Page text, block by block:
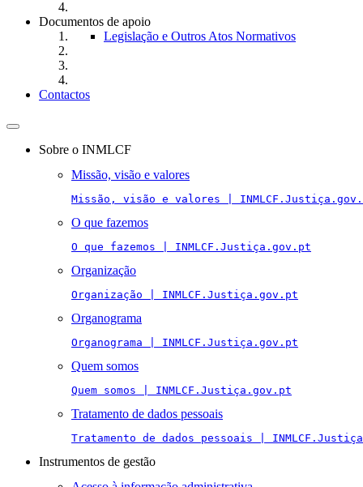
Documentos de apoio
Legislação e Outros Atos Normativos
Contactos
Toggle
navigationSobre o INMLCF
Missão, visão e valores
Missão, visão e valores |
O que fazemos
O que fazemos | INMLCF.Justiça.gov.pt
Organização
Organização | INMLCF.Justiça.gov.pt
Organograma
Organograma | INMLCF.Justiça.gov.pt
Quem somos
Quem somos | INMLCF.Justiça.gov.pt
Tratamento de dados pessoais
Tratamento de dados pessoais |
Instrumentos de gestão